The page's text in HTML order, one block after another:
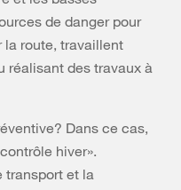
de danger pour
la route, travaillent
réalisant des travaux à
Dans ce cas,
hiver».
transport et la